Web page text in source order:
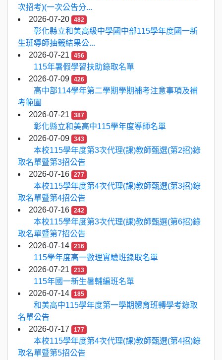
次招考)(一次公告分...
2026-07-20
482
彰化縣立和美高級中學國中部115學年度國一新
生班導師抽籤結果公...
2026-07-21
456
115年暑假學習扶助錄取名單
2026-07-09
426
高中部114學年第二學期學期補考注意事項及補
考範圍
2026-07-21
387
彰化縣立和美高中115學年度導師名單
2026-07-09
343
本校115學年度第3次代理(課)教師甄選(第2招)錄
取名單暨第3招公告
2026-07-16
277
本校115學年度第4次代理(課)教師甄選(第3招)錄
取名單暨第4招公告
2026-07-16
242
本校115學年度第3次代理(課)教師甄選(第6招)錄
取名單暨第7招公告
2026-07-14
216
115學年度高一數理實驗班錄取名單
2026-07-21
213
115年國一新生暑輔編班名單
2026-07-14
185
和美高中115學年度第一學期體育班轉學考錄取
名單公告
2026-07-17
177
本校115學年度第4次代理(課)教師甄選(第4招)錄
取名單暨第5招公告